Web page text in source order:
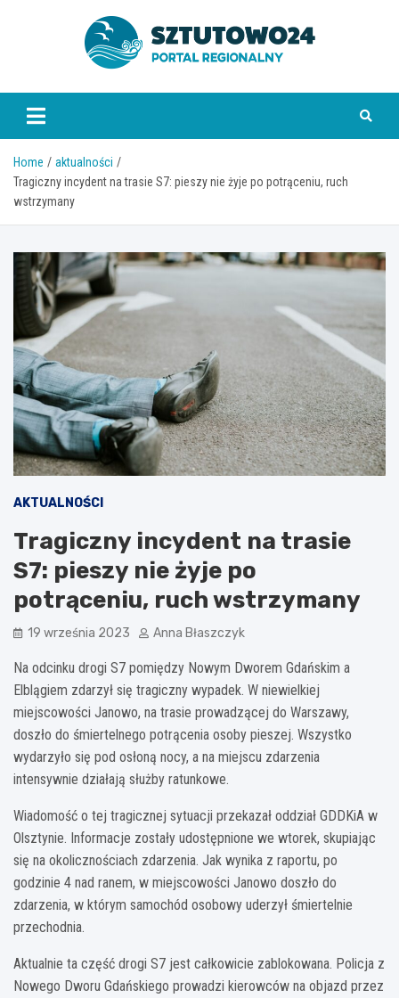
www.sztutowo24.pl
Home
aktualności
Tragiczny incydent na trasie S7: pieszy nie żyje po potrąceniu, ruch
wstrzymany
AKTUALNOŚCI
Tragiczny incydent na trasie
S7: pieszy nie żyje po
potrąceniu, ruch wstrzymany
19 września 2023 Anna Błaszczyk
Na odcinku drogi S7 pomiędzy Nowym Dworem Gdańskim a
Elblągiem zdarzył się tragiczny wypadek. W niewielkiej
miejscowości Janowo, na trasie prowadzącej do Warszawy,
doszło do śmiertelnego potrącenia osoby pieszej. Wszystko
wydarzyło się pod osłoną nocy, a na miejscu zdarzenia
intensywnie działają służby ratunkowe.
Wiadomość o tej tragicznej sytuacji przekazał oddział GDDKiA w
Olsztynie. Informacje zostały udostępnione we wtorek, skupiając
się na okolicznościach zdarzenia. Jak wynika z raportu, po
godzinie 4 nad ranem, w miejscowości Janowo doszło do
zdarzenia, w którym samochód osobowy uderzył śmiertelnie
przechodnia.
Aktualnie ta część drogi S7 jest całkowicie zablokowana. Policja z
Nowego Dworu Gdańskiego prowadzi kierowców na objazd przez